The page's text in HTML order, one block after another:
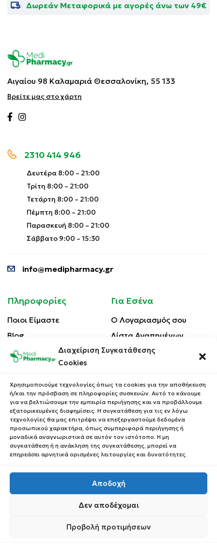
Διαχείριση Συγκατάθεσης
Cookies
Χρησιμοποιούμε τεχνολογίες όπως τα cookies για την αποθήκευση
ή/και την πρόσβαση σε πληροφορίες συσκευών. Αυτό το κάνουμε
για να βελτιώσουμε την εμπειρία περιήγησης και να προβάλλουμε
εξατομικευμένες διαφημίσεις. Η συγκατάθεση για τις εν λόγω
τεχνολογίες θα μας επιτρέψει να επεξεργαστούμε δεδομένα
προσωπικού χαρακτήρα, όπως συμπεριφορά περιήγησης ή
μοναδικά αναγνωριστικά σε αυτόν τον ιστότοπο. Η μη
συγκατάθεση ή η ανάκληση της συγκατάθεσης, μπορεί να
επηρεάσει αρνητικά ορισμένες λειτουργίες και δυνατότητες.
Αποδοχή
Δεν αποδέχομαι
Προβολή προτιμήσεων
Δωρεάν Μεταφορικά με αγορές άνω των 49€
Αιγαίου 98 Καλαμαριά Θεσσαλονίκη, 55 133
Βρείτε μας στο χάρτη
2310 414 946
Δευτέρα 8:00 – 21:00
Τρίτη 8:00 – 21:00
Τετάρτη 8:00 – 21:00
Πέμπτη 8:00 – 21:00
Παρασκευή 8:00 – 21:00
Σάββατο 9:00 – 15:30
info@medipharmacy.gr
Πληροφορίες
Ποιοι Είμαστε
Blog
Επικοινωνία
Πολιτική Απορρήτου
Τρόποι Αποστολής
Τρόποι Πληρωμής
Επιστροφές Προϊόντων
Για Εσένα
Ο Λογαριασμός σου
Λίστα Αγαπημένων
Οι Παραγγελίες σου
Κέρδισε Κουπόνι
Έκπτωσης